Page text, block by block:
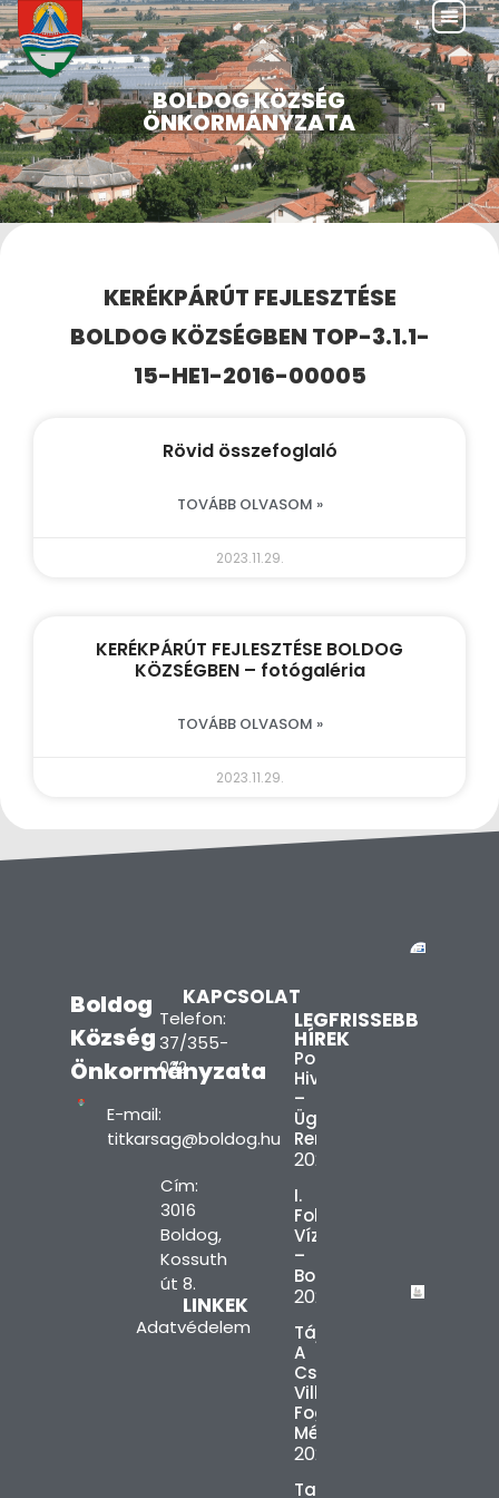
BOLDOG KÖZSÉG
ÖNKORMÁNYZATA
KERÉKPÁRÚT FEJLESZTÉSE
BOLDOG KÖZSÉGBEN TOP-3.1.1-
15-HE1-2016-00005
Rövid összefoglaló
TOVÁBB OLVASOM »
2023.11.29.
KERÉKPÁRÚT FEJLESZTÉSE BOLDOG
KÖZSÉGBEN – fotógaléria
TOVÁBB OLVASOM »
2023.11.29.
Boldog
Község
Önkormányzata
KAPCSOLAT
Telefon:
37/355-
022
E-mail:
titkarsag@boldog.hu
Cím:
3016
Boldog,
Kossuth
út 8.
LINKEK
Adatvédelem
LEGFRISSEBB
HÍREK
Polgármesteri
Hivatal
–
Ügyfélfogadási
Rend
2026.08.03.
I.
Fokú
Vízkorlátozás
–
Boldog
2026.08.03.
Tájékoztatás
A
Csúcsidőszaki
Villamosenergia-
Fogyasztás
Mérsékléséről
2026.08.03.
Tanszercsomag